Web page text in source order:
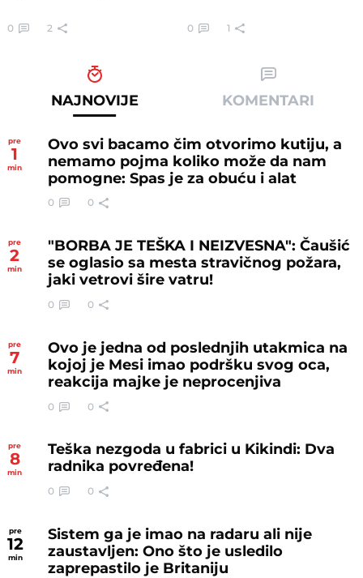
0 2 0 1
NAJNOVIJE KOMENTARI
pre
1
min
Ovo svi bacamo čim otvorimo kutiju, a
nemamo pojma koliko može da nam
pomogne: Spas je za obuću i alat
0 0
pre
2
min
"BORBA JE TEŠKA I NEIZVESNA": Čaušić
se oglasio sa mesta stravičnog požara,
jaki vetrovi šire vatru!
0 0
pre
7
min
Ovo je jedna od poslednjih utakmica na
kojoj je Mesi imao podršku svog oca,
reakcija majke je neprocenjiva
0 0
pre
8
min
Teška nezgoda u fabrici u Kikindi: Dva
radnika povređena!
0 0
pre
12
min
Sistem ga je imao na radaru ali nije
zaustavljen: Ono što je usledilo
zaprepastilo je Britaniju